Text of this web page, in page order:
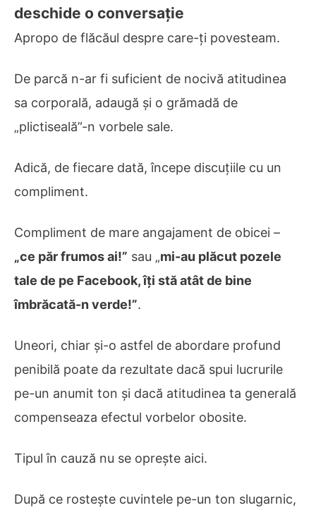
deschide o conversație
Apropo de flăcăul despre care-ți povesteam.
De parcă n-ar fi suficient de nocivă atitudinea
sa corporală, adaugă și o grămadă de
„plictiseală”-n vorbele sale.
Adică, de fiecare dată, începe discuțiile cu un
compliment.
Compliment de mare angajament de obicei –
„ce păr frumos ai!” sau „mi-au plăcut pozele
tale de pe Facebook, îți stă atât de bine
îmbrăcată-n verde!”.
Uneori, chiar și-o astfel de abordare profund
penibilă poate da rezultate dacă spui lucrurile
pe-un anumit ton și dacă atitudinea ta generală
compenseaza efectul vorbelor obosite.
Tipul în cauză nu se oprește aici.
După ce rostește cuvintele pe-un ton slugarnic,